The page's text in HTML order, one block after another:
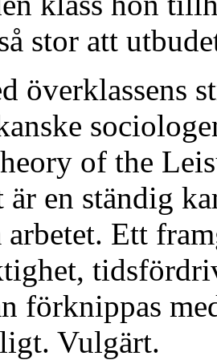
stor att
överklassens
of the
en ständig
Ett
förknippas
Vulgärt.